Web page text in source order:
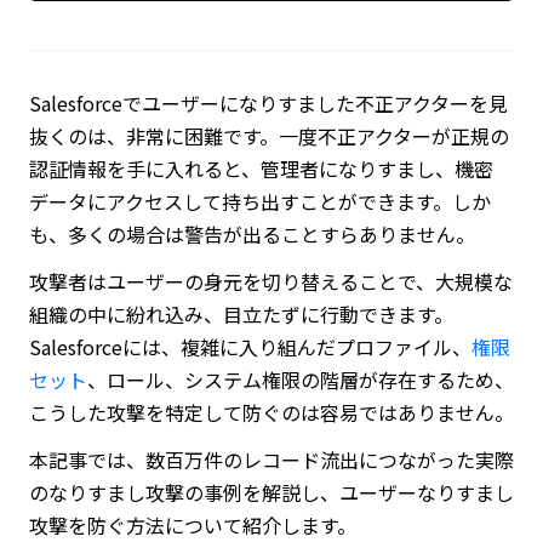
Salesforceでユーザーになりすました不正アクターを見
抜くのは、非常に困難です。一度不正アクターが正規の
認証情報を手に入れると、管理者になりすまし、機密
データにアクセスして持ち出すことができます。しか
も、多くの場合は警告が出ることすらありません。
攻撃者はユーザーの身元を切り替えることで、大規模な
組織の中に紛れ込み、目立たずに行動できます。
Salesforceには、複雑に入り組んだプロファイル、 権限
セット、ロール、システム権限の階層が存在するため、
こうした攻撃を特定して防ぐのは容易ではありません。
本記事では、数百万件のレコード流出につながった実際
のなりすまし攻撃の事例を解説し、ユーザーなりすまし
攻撃を防ぐ方法について紹介します。